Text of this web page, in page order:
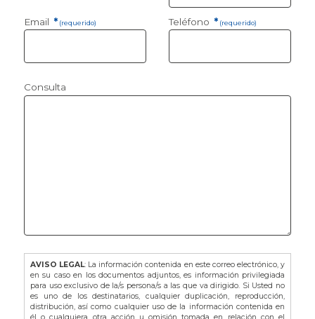
Email * (requerido) Teléfono * (requerido)
Consulta
AVISO LEGAL: La información contenida en este correo electrónico, y
en su caso en los documentos adjuntos, es información privilegiada
para uso exclusivo de la/s persona/s a las que va dirigido. Si Usted no
es uno de los destinatarios, cualquier duplicación, reproducción,
distribución, así como cualquier uso de la información contenida en